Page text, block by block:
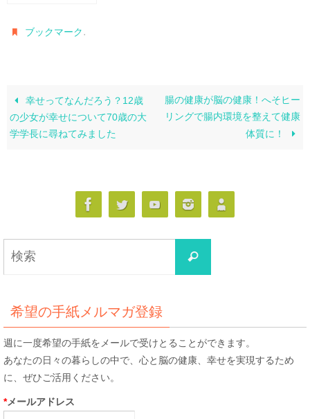
ブックマーク.
幸せってなんだろう？12歳
の少女が幸せについて70歳の大
学学長に尋ねてみました
腸の健康が脳の健康！へそヒー
リングで腸内環境を整えて健康
体質に！
検
索
希望の手紙メルマガ登録
週に一度希望の手紙をメールで受けとることができます。
あなたの日々の暮らしの中で、心と脳の健康、幸せを実現するため
に、ぜひご活用ください。
*メールアドレス